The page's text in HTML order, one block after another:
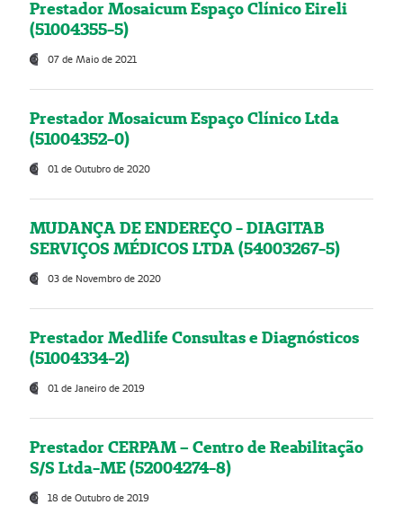
Prestador Mosaicum Espaço Clínico Eireli
(51004355-5)
07 de Maio de 2021
Prestador Mosaicum Espaço Clínico Ltda
(51004352-0)
01 de Outubro de 2020
MUDANÇA DE ENDEREÇO - DIAGITAB
SERVIÇOS MÉDICOS LTDA (54003267-5)
03 de Novembro de 2020
Prestador Medlife Consultas e Diagnósticos
(51004334-2)
01 de Janeiro de 2019
Prestador CERPAM – Centro de Reabilitação
S/S Ltda-ME (52004274-8)
18 de Outubro de 2019